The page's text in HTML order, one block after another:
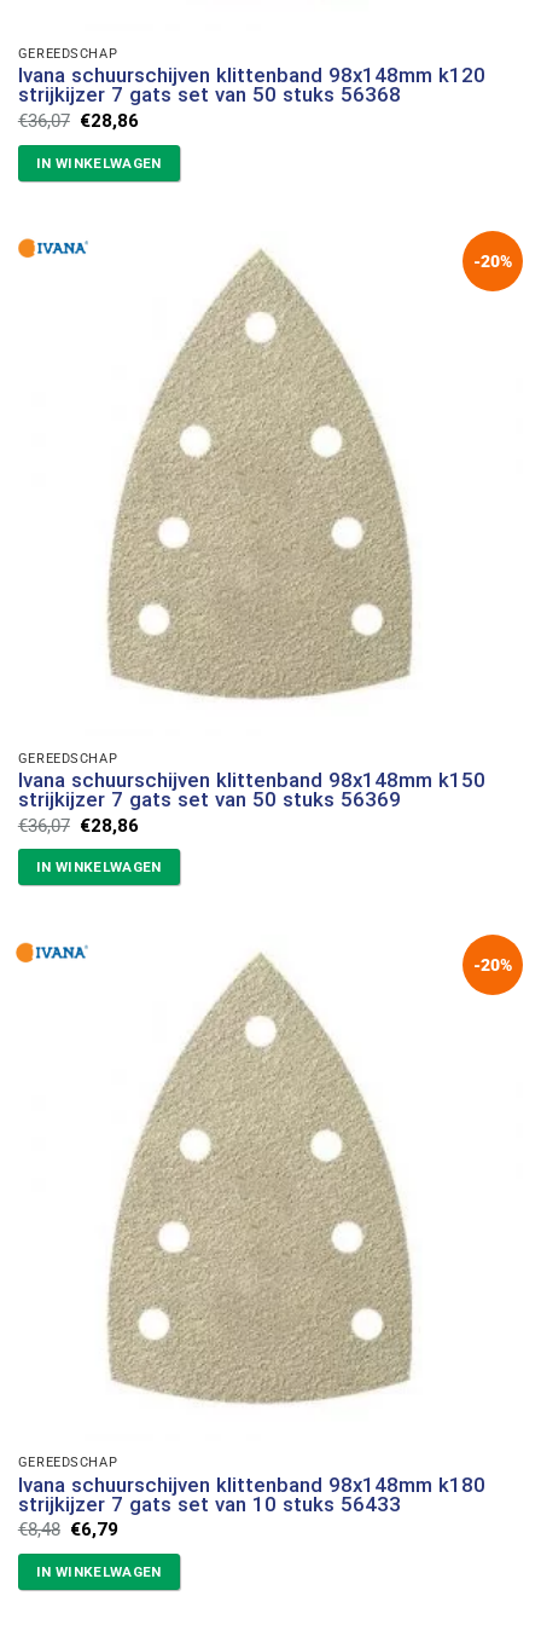
GEREEDSCHAP
Ivana schuurschijven klittenband 98x148mm k120
strijkijzer 7 gats set van 50 stuks 56368
€36,07 Oorspronkelijke
prijs
was:
€36,07.
€28,86Huidige
is:
€28,86.
IN WINKELWAGEN
-20%
GEREEDSCHAP
Ivana schuurschijven klittenband 98x148mm k150
strijkijzer 7 gats set van 50 stuks 56369
€36,07 Oorspronkelijke
prijs
was:
€36,07.
€28,86Huidige
is:
€28,86.
IN WINKELWAGEN
-20%
GEREEDSCHAP
Ivana schuurschijven klittenband 98x148mm k180
strijkijzer 7 gats set van 10 stuks 56433
€8,48 Oorspronkelijke
prijs
was:
€8,48.
€6,79Huidige
is:
€6,79.
IN WINKELWAGEN